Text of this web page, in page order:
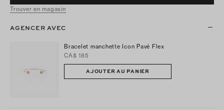
Trouver en magasin
AGENCER AVEC
Bracelet manchette Icon Pavé Flex
CA$ 185
AJOUTER AU PANIER